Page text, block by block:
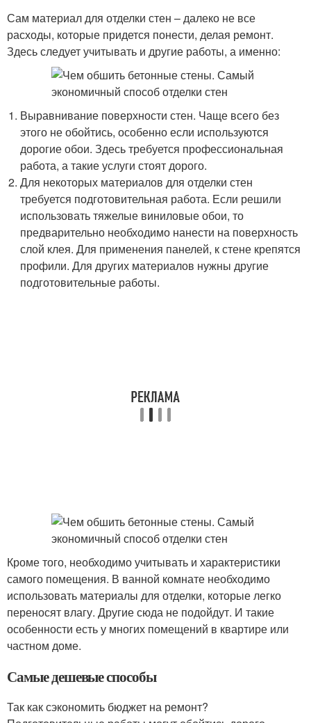
Сам материал для отделки стен – далеко не все
расходы, которые придется понести, делая ремонт.
Здесь следует учитывать и другие работы, а именно:
Выравнивание поверхности стен. Чаще всего без
этого не обойтись, особенно если используются
дорогие обои. Здесь требуется профессиональная
работа, а такие услуги стоят дорого.
Для некоторых материалов для отделки стен
требуется подготовительная работа. Если решили
использовать тяжелые виниловые обои, то
предварительно необходимо нанести на поверхность
слой клея. Для применения панелей, к стене крепятся
профили. Для других материалов нужны другие
подготовительные работы.
Кроме того, необходимо учитывать и характеристики
самого помещения. В ванной комнате необходимо
использовать материалы для отделки, которые легко
переносят влагу. Другие сюда не подойдут. И такие
особенности есть у многих помещений в квартире или
частном доме.
Самые дешевые способы
Так как сэкономить бюджет на ремонт?